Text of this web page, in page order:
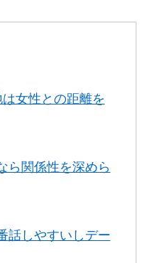
女性との距離を
ら関係性を深めら
話しやすいしデー